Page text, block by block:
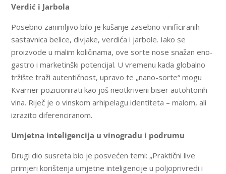
Verdić i Jarbola
Posebno zanimljivo bilo je kušanje zasebno vinificiranih
sastavnica belice, divjake, verdića i jarbole. Iako se
proizvode u malim količinama, ove sorte nose snažan eno-
gastro i marketinški potencijal. U vremenu kada globalno
tržište traži autentičnost, upravo te „nano-sorte“ mogu
Kvarner pozicionirati kao još neotkriveni biser autohtonih
vina. Riječ je o vinskom arhipelagu identiteta – malom, ali
izrazito diferenciranom.
Umjetna inteligencija u vinogradu i podrumu
Drugi dio susreta bio je posvećen temi: „Praktični live
primjeri korištenja umjetne inteligencije u poljoprivredi i